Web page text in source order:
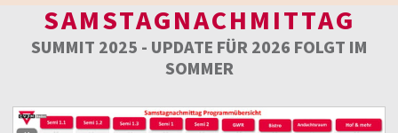
SAMSTAGNACHMITTAG
SUMMIT 2025 - UPDATE FÜR 2026 FOLGT IM
SOMMER